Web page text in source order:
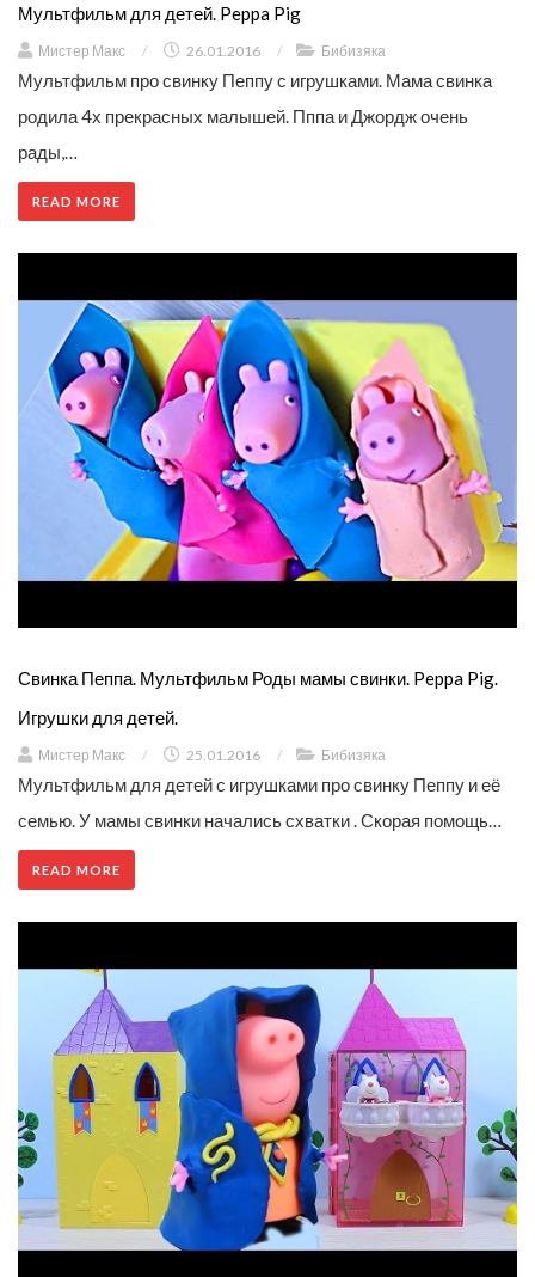
Мультфильм для детей. Peppa Pig
Мистер Макс / 26.01.2016 / Бибизяка
Мультфильм про свинку Пеппу с игрушками. Мама свинка
родила 4х прекрасных малышей. Пппа и Джордж очень
рады,…
READ MORE
Свинка Пеппа. Мультфильм Роды мамы свинки. Peppa Pig.
Игрушки для детей.
Мистер Макс / 25.01.2016 / Бибизяка
Мультфильм для детей с игрушками про свинку Пеппу и её
семью. У мамы свинки начались схватки . Скорая помощь…
READ MORE